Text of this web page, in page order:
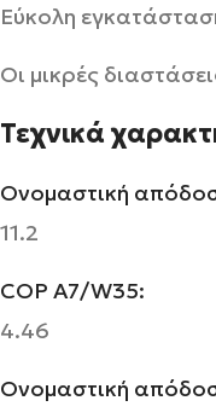
Εύκολη
Οι μικρές
Τεχνικά
Ονομαστική
11.2
COP A7/W35:
4.46
Ονομαστική